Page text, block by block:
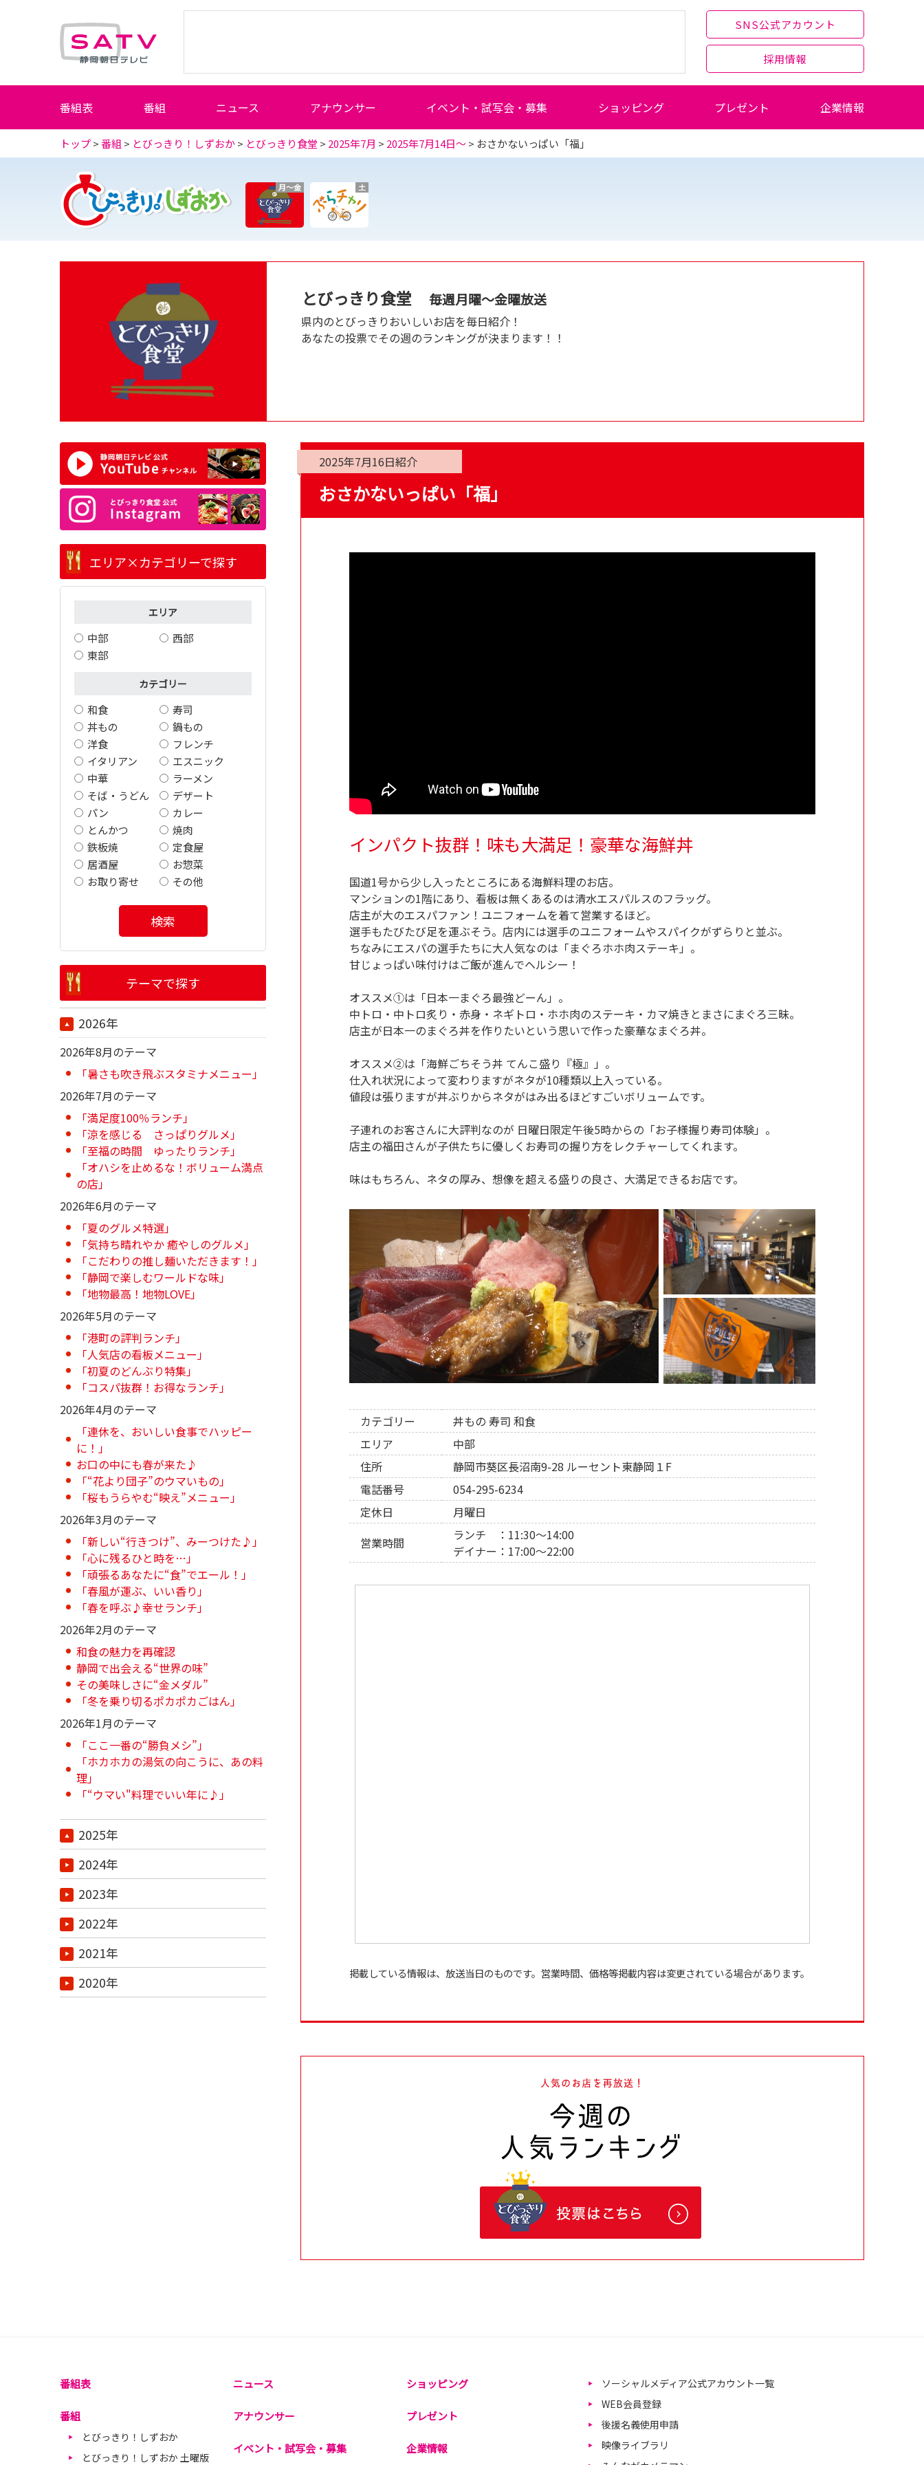
SNS公式アカウント
採用情報
番組表 番組 ニュース アナウンサー イベント・試写会・募集 ショッピング プレゼント 企業情報
トップ>番組 > とびっきり！しずおか> とびっきり食堂 > 2025年7月 > 2025年7月14日～> おさかないっぱい「福」
月～金 土
とびっきり食堂 毎週月曜～金曜放送
県内のとびっきりおいしいお店を毎日紹介！
あなたの投票でその週のランキングが決まります！！
2025年7月16日紹介
おさかないっぱい「福」
インパクト抜群！味も大満足！豪華な海鮮丼
国道1号から少し入ったところにある海鮮料理のお店。
マンションの1階にあり、看板は無くあるのは清水エスパルスのフラッグ。
店主が大のエスパファン！ユニフォームを着て営業するほど。
選手もたびたび足を運ぶそう。店内には選手のユニフォームやスパイクがずらりと並ぶ。
ちなみにエスパの選手たちに大人気なのは「まぐろホホ肉ステーキ」。
甘じょっぱい味付けはご飯が進んでヘルシー！
オススメ①は「日本一まぐろ最強どーん」。
中トロ・中トロ炙り・赤身・ネギトロ・ホホ肉のステーキ・カマ焼きとまさにまぐろ三昧。
店主が日本一のまぐろ丼を作りたいという思いで作った豪華なまぐろ丼。
オススメ②は「海鮮ごちそう丼 てんこ盛り『極』」。
仕入れ状況によって変わりますがネタが10種類以上入っている。
値段は張りますが丼ぶりからネタがはみ出るほどすごいボリュームです。
子連れのお客さんに大評判なのが 日曜日限定午後5時からの「お子様握り寿司体験」。
店主の福田さんが子供たちに優しくお寿司の握り方をレクチャーしてくれます。
味はもちろん、ネタの厚み、想像を超える盛りの良さ、大満足できるお店です。
カテゴリー 丼もの 寿司 和食
エリア
中部
住所
静岡市葵区長沼南9-28 ルーセント東静岡１F
電話番号
054-295-6234
定休日
月曜日
営業時間
ランチ ：11:30～14:00
デイナー：17:00～22:00
掲載している情報は、放送当日のものです。営業時間、価格等掲載内容は変更されている場合があります。
エリア×カテゴリーで探す
エリア
中部
西部
東部
カテゴリー
和食
寿司
丼もの
鍋もの
洋食
フレンチ
イタリアン
エスニック
中華
ラーメン
そば・うどん
デザート
パン
カレー
とんかつ
焼肉
鉄板焼
定食屋
居酒屋
お惣菜
お取り寄せ
その他
検索
テーマで探す
2026年
2026年8月のテーマ
「暑さも吹き飛ぶスタミナメニュー」
2026年7月のテーマ
「満足度100％ランチ」
「涼を感じる さっぱりグルメ」
「至福の時間 ゆったりランチ」
「オハシを止めるな！ボリューム満点
の店」
2026年6月のテーマ
「夏のグルメ特選」
「気持ち晴れやか 癒やしのグルメ」
「こだわりの推し麺いただきます！」
「静岡で楽しむワールドな味」
「地物最高！地物LOVE」
2026年5月のテーマ
「港町の評判ランチ」
「人気店の看板メニュー」
「初夏のどんぶり特集」
「コスパ抜群！お得なランチ」
2026年4月のテーマ
「連休を、おいしい食事でハッピー
に！」
お口の中にも春が来た♪
「“花より団子”のウマいもの」
「桜もうらやむ“映え”メニュー」
2026年3月のテーマ
「新しい“行きつけ”、みーつけた♪」
「心に残るひと時を…」
「頑張るあなたに“食”でエール！」
「春風が運ぶ、いい香り」
「春を呼ぶ♪幸せランチ」
2026年2月のテーマ
和食の魅力を再確認
静岡で出会える“世界の味”
その美味しさに“金メダル”
「冬を乗り切るポカポカごはん」
2026年1月のテーマ
「ここ一番の“勝負メシ”」
「ホカホカの湯気の向こうに、あの料
理」
「“ウマい"料理でいい年に♪」
2025年
2024年
2023年
2022年
2021年
2020年
番組表
番組
とびっきり！しずおか
とびっきり！しずおか 土曜版
ニュース
アナウンサー
イベント・試写会・募集
ショッピング
プレゼント
企業情報
ソーシャルメディア公式アカウント一覧
WEB会員登録
後援名義使用申請
映像ライブラリ